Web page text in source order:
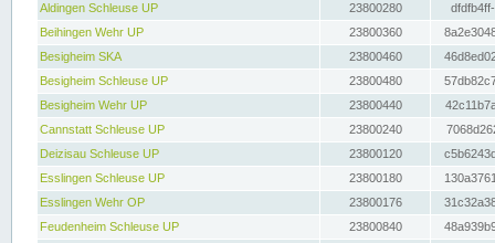
Aldingen Schleuse UP
23800280
Beihingen Wehr UP
23800360
Besigheim SKA
23800460
Besigheim Schleuse UP
23800480
Besigheim Wehr UP
23800440
Cannstatt Schleuse UP
23800240
Deizisau Schleuse UP
23800120
Esslingen Schleuse UP
23800180
Esslingen Wehr OP
23800176
Feudenheim Schleuse UP
23800840